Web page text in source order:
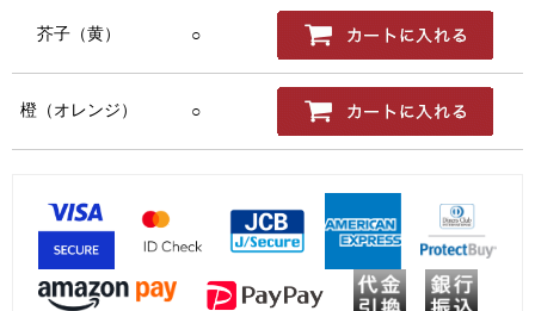
芥子（黄） ○
橙（オレンジ） ○